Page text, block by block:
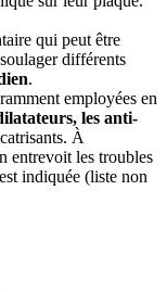
qui peut être
différents
.
employées en
les anti-
À
entrevoit les troubles
indiquée (liste non